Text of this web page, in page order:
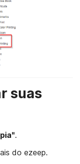
suas
.
do ezeep.